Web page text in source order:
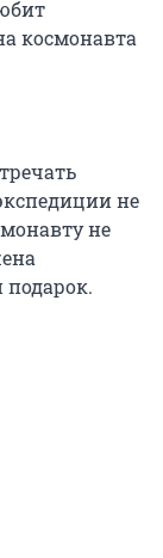
космонавта
не
не
подарок.